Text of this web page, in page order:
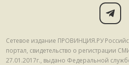
Сетевое издание ПРОВИНЦИЯ.РУ
портал, свидетельство о регистрации
27.01.2017г., выдано Федеральной